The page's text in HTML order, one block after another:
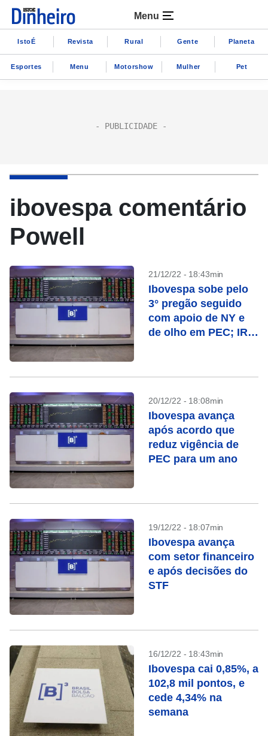
Menu
IstoÉ Revista Rural Gente Planeta
Esportes Menu Motorshow Mulher Pet
ibovespa comentário
Powell
21/12/22 - 18:43min
Ibovespa sobe pelo
3° pregão seguido
com apoio de NY e
de olho em PEC; IRB
20/12/22 - 18:08min
Ibovespa avança
após acordo que
reduz vigência de
PEC para um ano
19/12/22 - 18:07min
Ibovespa avança
com setor financeiro
e após decisões do
STF
16/12/22 - 18:43min
Ibovespa cai 0,85%, a
102,8 mil pontos, e
cede 4,34% na
semana